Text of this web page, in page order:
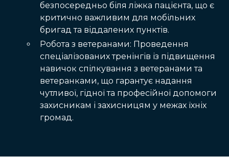
безпосередньо біля ліжка пацієнта, що є
критично важливим для мобільних
бригад та віддалених пунктів.
Робота з ветеранами: Проведення
спеціалізованих тренінгів із підвищення
навичок спілкування з ветеранами та
ветеранками, що гарантує надання
чутливої, гідної та професійної допомоги
захисникам і захисницям у межах їхніх
громад.